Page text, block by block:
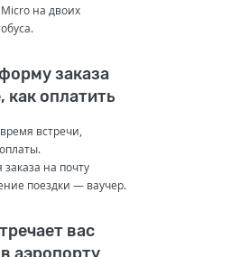
на двоих
заказа
как оплатить
встречи,
на почту
поездки — ваучер.
вас